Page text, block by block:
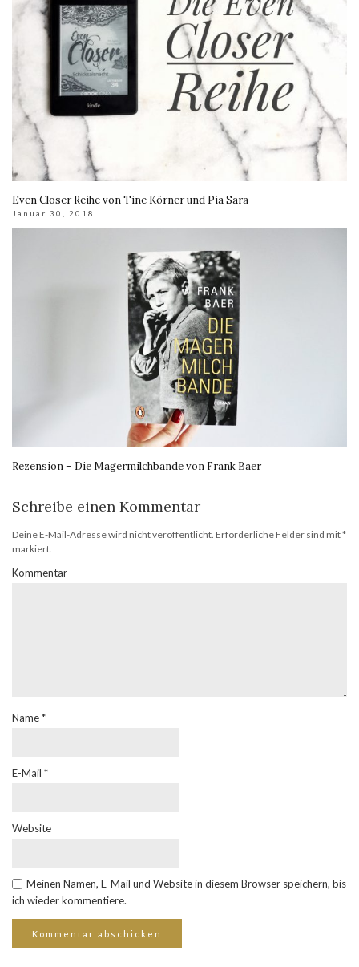
Even Closer Reihe von Tine Körner und Pia Sara
Januar 30, 2018
Rezension – Die Magermilchbande von Frank Baer
Schreibe einen Kommentar
Deine E-Mail-Adresse wird nicht veröffentlicht. Erforderliche Felder sind mit*
markiert.
Kommentar
Name*
E-Mail *
Website
Meinen Namen, E-Mail und Website in diesem Browser speichern, bis
ich wieder kommentiere.